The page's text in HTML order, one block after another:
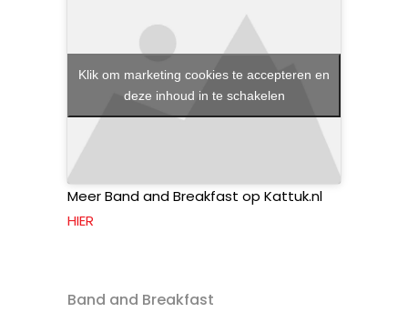
Klik om marketing cookies te accepteren en
deze inhoud in te schakelen
Meer Band and Breakfast op Kattuk.nl
HIER
Band and Breakfast